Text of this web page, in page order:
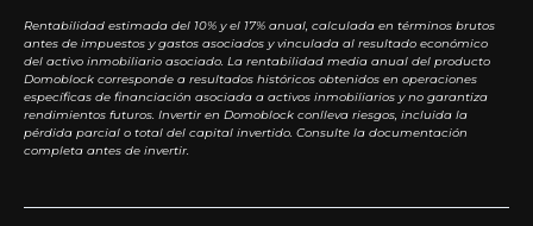
Rentabilidad estimada del 10% y el 17% anual, calculada en términos brutos
antes de impuestos y gastos asociados y vinculada al resultado económico
del activo inmobiliario asociado. La rentabilidad media anual del producto
Domoblock corresponde a resultados históricos obtenidos en operaciones
específicas de financiación asociada a activos inmobiliarios y no garantiza
rendimientos futuros. Invertir en Domoblock conlleva riesgos, incluida la
pérdida parcial o total del capital invertido. Consulte la documentación
completa antes de invertir.